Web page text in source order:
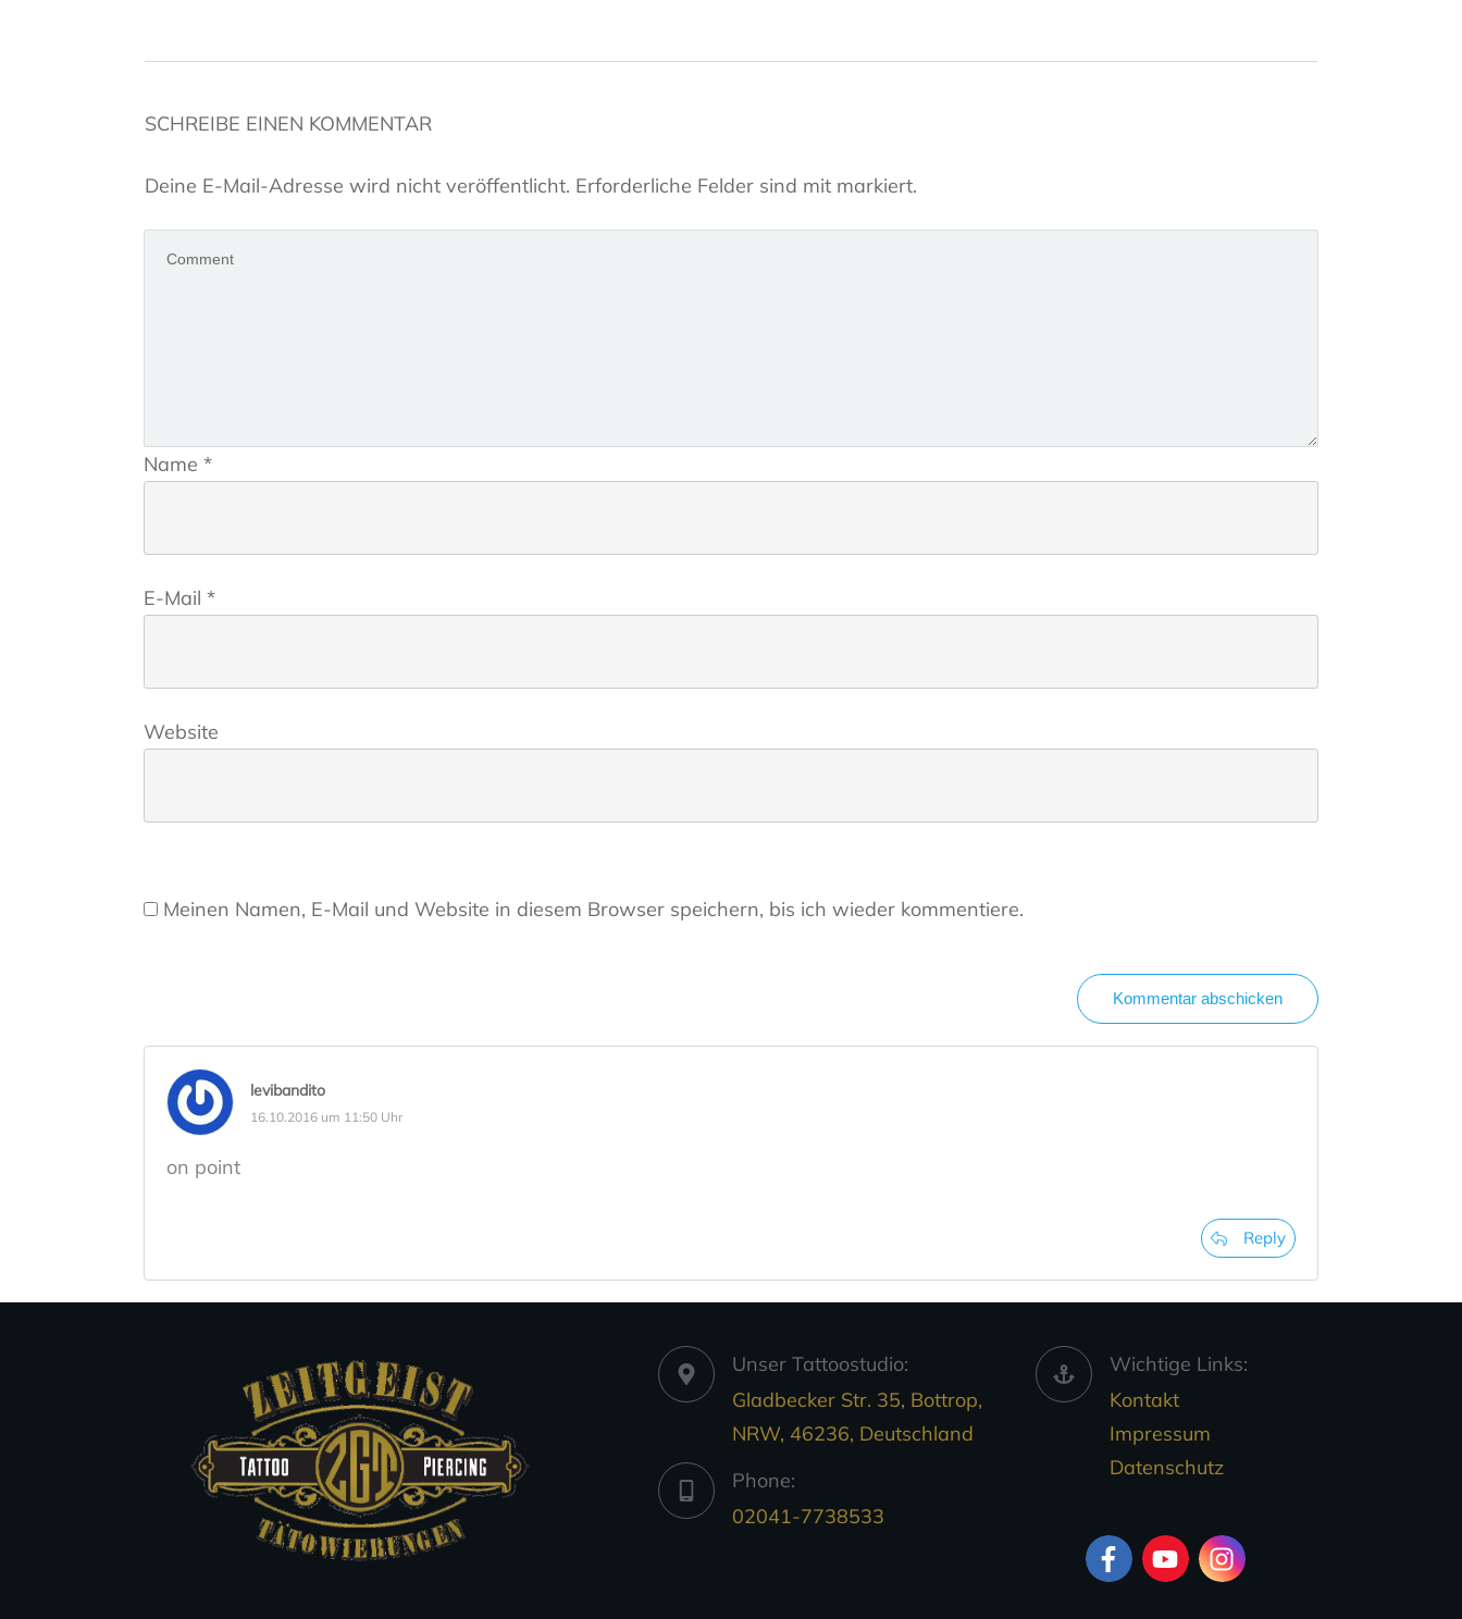
SCHREIBE EINEN KOMMENTAR
Deine E-Mail-Adresse wird nicht veröffentlicht. Erforderliche Felder sind mit markiert.
Name *
E-Mail *
Website
Meinen Namen, E-Mail und Website in diesem Browser speichern, bis ich wieder kommentiere.
Kommentar abschicken
levibandito
16.10.2016 um 11:50 Uhr
on point
Reply
Unser Tattoostudio:
Gladbecker Str. 35, Bottrop,
NRW, 46236, Deutschland
Phone:
02041-7738533
Wichtige Links:
Kontakt
Impressum
Datenschutz